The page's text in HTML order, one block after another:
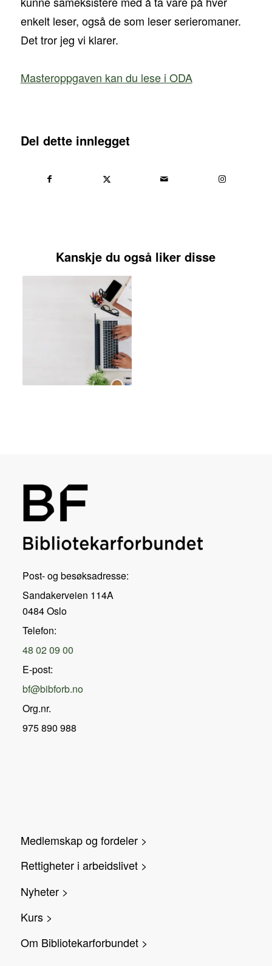
enkelt leser, også de som leser serieromaner.
Det tror jeg vi klarer.
Masteroppgaven kan du lese i ODA
Del dette innlegget
Kanskje du også liker disse
Post- og besøksadresse:
Sandakerveien 114A
0484 Oslo
Telefon:
48 02 09 00
E-post:
bf@bibforb.no
Org.nr.
975 890 988
Medlemskap og fordeler >
Rettigheter i arbeidslivet >
Nyheter >
Kurs >
Om Bibliotekarforbundet >